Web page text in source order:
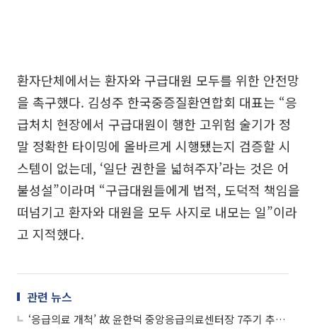
환자단체에서는 환자와 구급대원 모두를 위한 안전망
을 촉구했다. 김성주 한국중증질환연합회 대표는 “응
급처치 현장에서 구급대원이 행한 고위험 술기가 정
말 정확한 타이밍에 올바르게 시행됐는지 검증할 시
스템이 없는데, ‘일단 권한을 넓혀주자’라는 것은 어
불성설”이라며 “구급대원들에게 법적, 도덕적 책임을
떠넘기고 환자와 대원을 모두 사지로 내모는 일”이라
고 지적했다.
관련 뉴스
‘응급의료 개척’ 故 윤한덕 중앙응급의료센터장 7주기 추모식 열려